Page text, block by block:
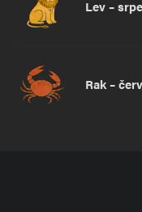
Lev –
Rak –